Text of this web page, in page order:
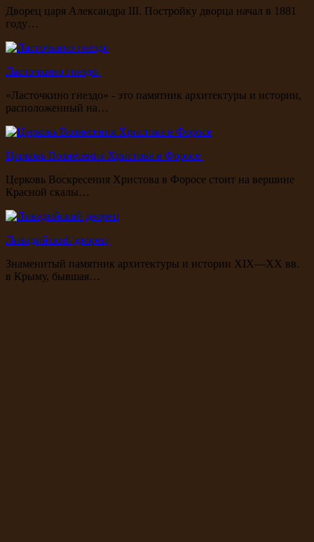
Дворец царя Александра III. Постройку дворца начал в 1881
году…
Ласточкино гнездо
«Ласточкино гнездо» - это памятник архитектуры и истории,
расположенный на…
Церковь Вознесения Христова в Форосе
Церковь Воскресения Христова в Форосе стоит на вершине
Красной скалы…
Ливадийский дворец
Знаменитый памятник архитектуры и истории XIX—XX вв.
в Крыму, бывшая…